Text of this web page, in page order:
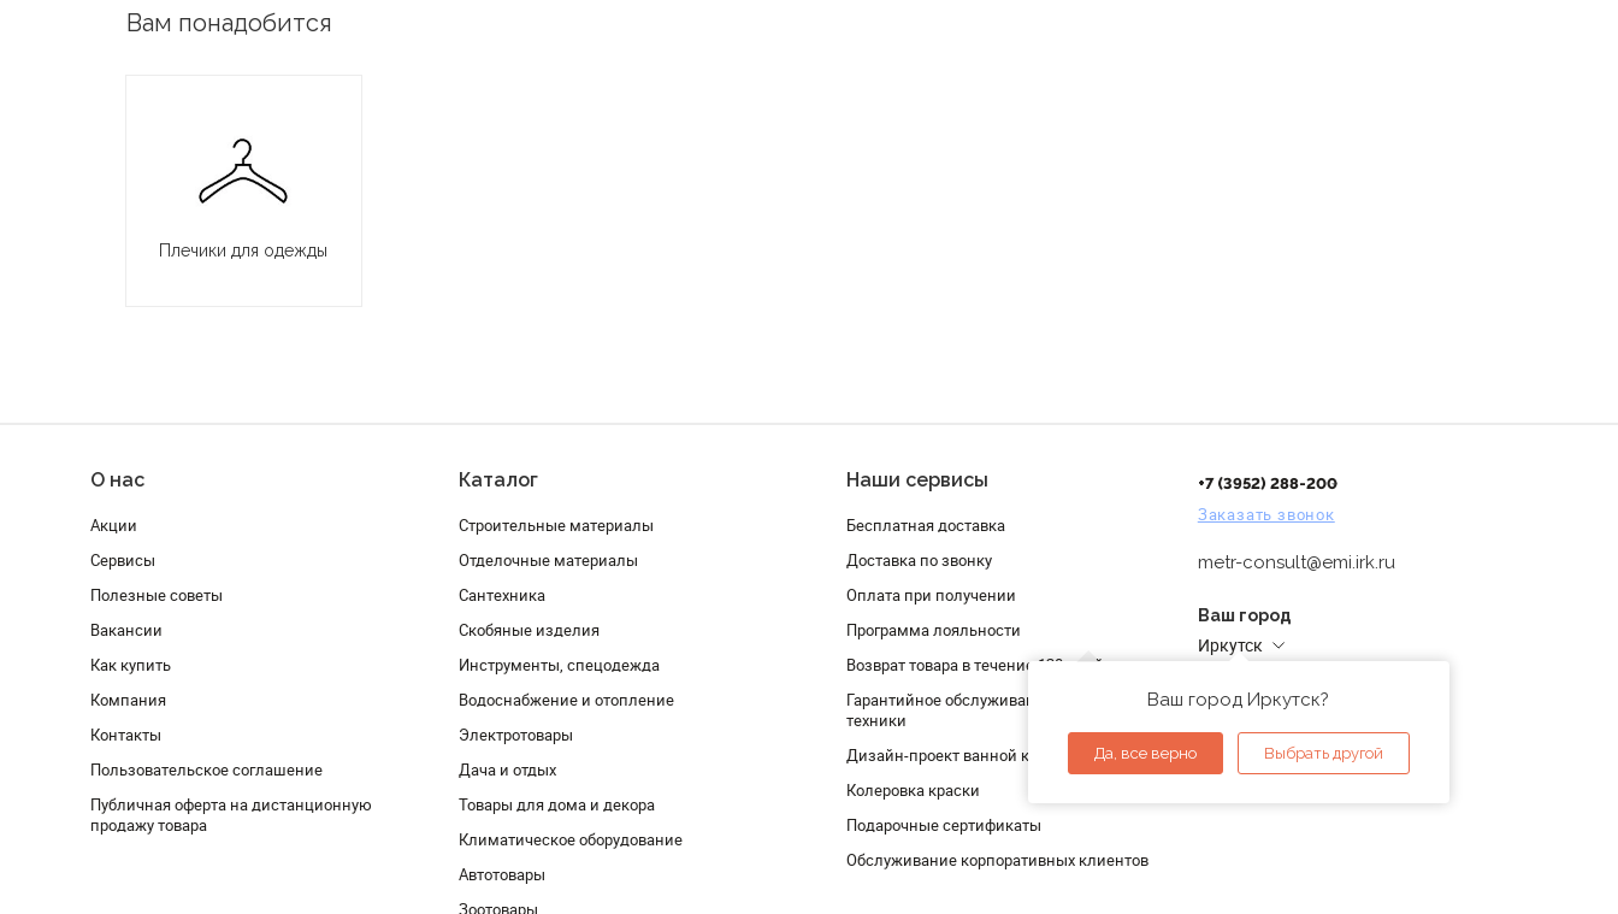
Вам понадобится
Плечики для одежды
О нас
Акции
Сервисы
Полезные советы
Вакансии
Как купить
Компания
Контакты
Пользовательское соглашение
Публичная оферта на дистанционную
продажу товара
Каталог
Строительные материалы
Отделочные материалы
Сантехника
Скобяные изделия
Инструменты, спецодежда
Водоснабжение и отопление
Электротовары
Дача и отдых
Товары для дома и декора
Климатическое оборудование
Автотовары
Зоотовары
Наши сервисы
Бесплатная доставка
Доставка по звонку
Оплата при получении
Программа лояльности
Возврат товара в течение 120 дней
Гарантийное обслуживание и проверка
техники
Дизайн-проект ванной комнаты
Колеровка краски
Подарочные сертификаты
Обслуживание корпоративных клиентов
+7 (3952) 288-200
Заказать звонок
metr-consult@emi.irk.ru
Ваш город
Иркутск
Ваш город Иркутск?
Да, все верно Выбрать другой